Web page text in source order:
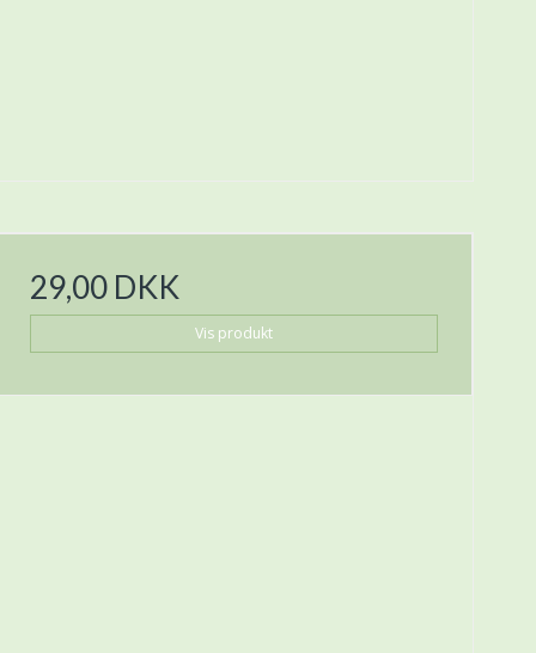
29,00 DKK
Vis produkt